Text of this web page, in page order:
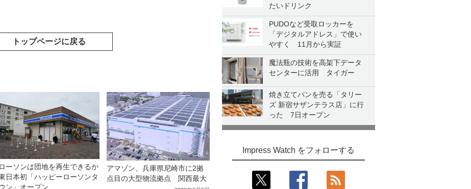
たいドリンク
PUDOなど受取ロッカーを
「デジタルアドレス」で使い
やすく 11月から実証
魔法瓶の技術を高架下データ
センターに活用 タイガー
焼き立てパンを売る「タリー
ズ 新宿サザンテラス店」に行
った 7日オープン
Impress Watch をフォローする
トップページに戻る
ローソンは団地を再生できるか
日本初「ハッピーローソンタ
ン」オープン
アマゾン、兵庫県尼崎市に2拠
点目の大型物流拠点 関西最大